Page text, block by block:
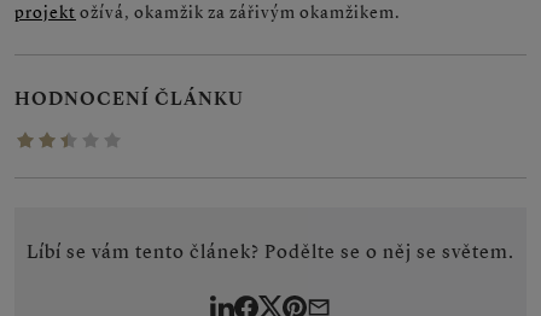
projekt ožívá, okamžik za zářivým okamžikem.
HODNOCENÍ ČLÁNKU
2.4286/5
Líbí se vám tento článek? Podělte se o něj se světem.
LinkedIn
Facebook
Twitter
Pinterest